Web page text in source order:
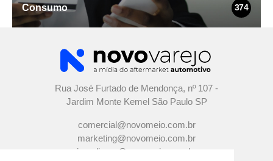
Consumo 374
Rua José Furtado de Mendonça, nº 107 -
Jardim Monte Kemel São Paulo SP
comercial@novomeio.com.br
marketing@novomeio.com.br
jornalismo@novomeio.com.br